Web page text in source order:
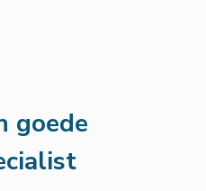
goede